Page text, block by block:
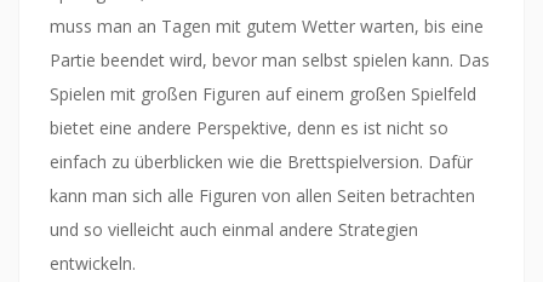
muss man an Tagen mit gutem Wetter warten, bis eine
Partie beendet wird, bevor man selbst spielen kann. Das
Spielen mit großen Figuren auf einem großen Spielfeld
bietet eine andere Perspektive, denn es ist nicht so
einfach zu überblicken wie die Brettspielversion. Dafür
kann man sich alle Figuren von allen Seiten betrachten
und so vielleicht auch einmal andere Strategien
entwickeln.